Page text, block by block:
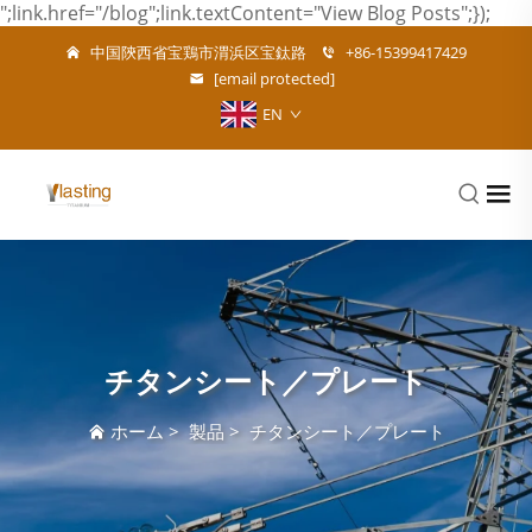
";link.href="/blog";link.textContent="View Blog Posts";});
中国陝西省宝鶏市渭浜区宝鈦路
+86-15399417429
[email protected]
EN
チタンシート／プレート
ホーム>製品 > チタンシート／プレート